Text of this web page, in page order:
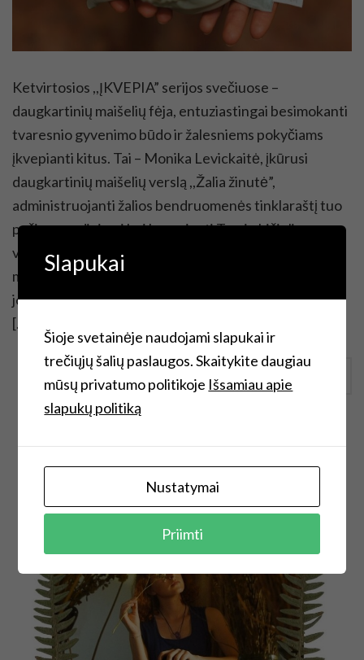
Ketvirtosios ,,ĮKVEPIA” serijos svečiuose –
daugkartinių maišelių fėja, entuziastingai besimokanti
tvaresnio gyvenimo būdo ir žalesniems pokyčiams
įkvepianti kitus. Tai – Monika Levickaitė, įkūrusi
daugkartinių maišelių verslą ,,Žalia žinutė”,
administruojanti žalios bendruomenės tinklaraštį tuo
pačiu pavadinimui bei kuruojanti Tvarių bičiulių
virtualią biblioteką. Mudvi susipažinome prieš dvejus
metus prekiaudamos kalėdinėje mugėje – Monikai ir
jos iš antrinių medžiagų siūtiems maišeliams ši mugė
[…]
Slapukai
Šioje svetainėje naudojami slapukai ir
trečiųjų šalių paslaugos. Skaitykite daugiau
mūsų privatumo politikoje Išsamiau apie
slapukų politiką
Nustatymai
Priimti